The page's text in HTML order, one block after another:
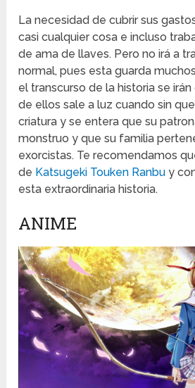
La necesidad de cubrir sus
casi cualquier cosa e incluso
de ama de llaves. Pero no irá a
normal, pues esta guarda
el transcurso de la historia se
de ellos sale a luz cuando sin
criatura y se entera que su
monstruo y que su familia
exorcistas. Te recomendamos
de Katsugeki Touken Ranbu y
esta extraordinaria historia.
ANIME